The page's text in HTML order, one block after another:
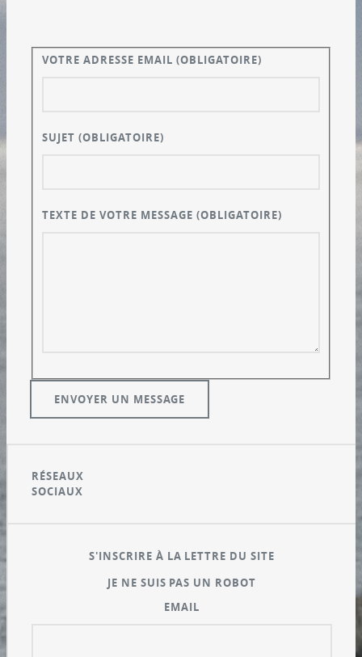
VOTRE ADRESSE EMAIL(OBLIGATOIRE)
SUJET(OBLIGATOIRE)
TEXTE DE VOTRE MESSAGE(OBLIGATOIRE)
RÉSEAUX
SOCIAUX
S'INSCRIRE À LA LETTRE DU SITE
JE NE SUIS PAS UN ROBOT
EMAIL